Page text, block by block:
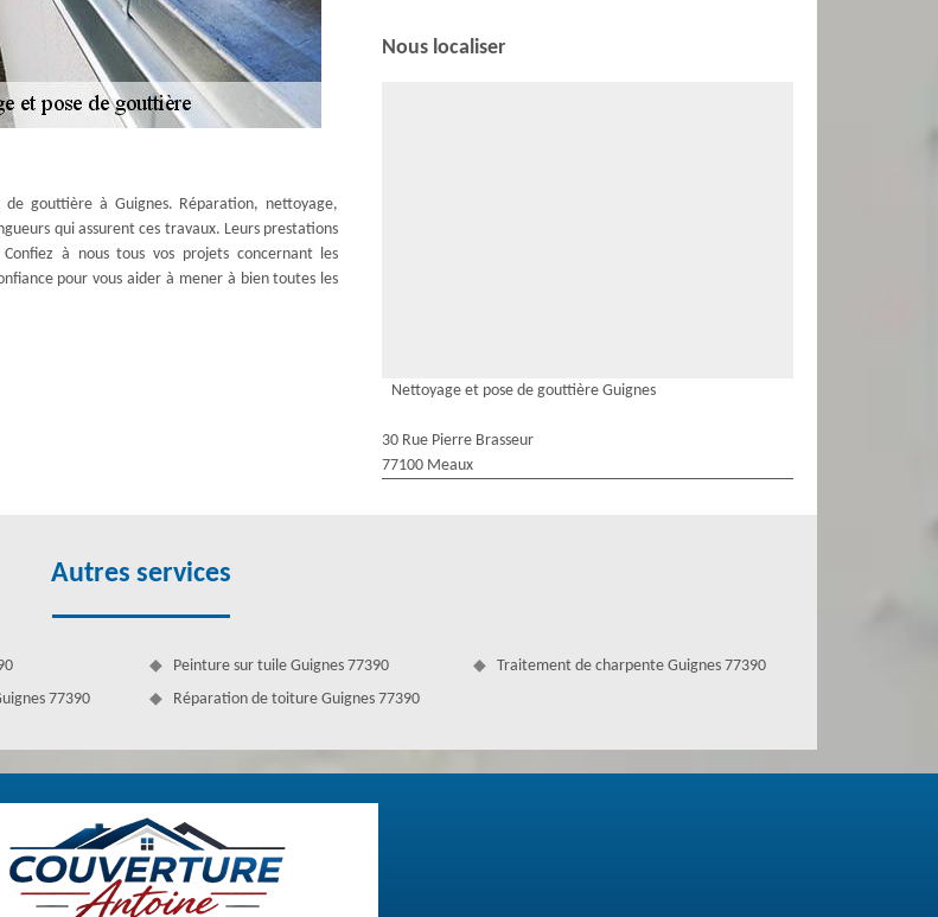
gouttière à Guignes. Réparation, nettoyage,
qui assurent ces travaux. Leurs prestations
à nous tous vos projets concernant les
pour vous aider à mener à bien toutes les
gouttière
votre gouttière sur 77390 ? Nous nous déplaçons
garantissons un résultat efficace et rapide pour
Nous localiser
Nettoyage et pose de gouttière Guignes
30 Rue Pierre Brasseur
77100 Meaux
Autres services
77390
Peinture sur tuile Guignes 77390
Réparation de toiture Guignes 77390
Traitement de charpente Guignes 77390